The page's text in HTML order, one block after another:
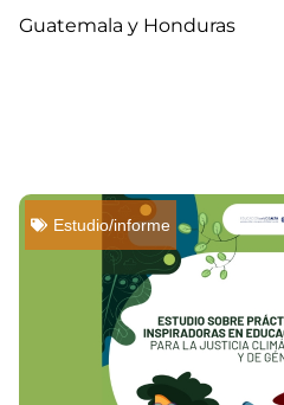
Guatemala y Honduras
Estudio/informe